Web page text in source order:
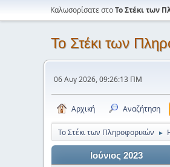
Καλωσορίσατε στοΤο Στέκι των
Το Στέκι των
06 Αυγ 2026, 09:26:13 ΠΜ
Αρχική Αναζήτηση
Το Στέκι των Πληροφορικών ►
Ιούνιος 2023